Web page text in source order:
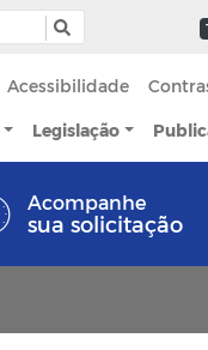
Acessibilidade
Legislação
Acompanhe
sua solicitação